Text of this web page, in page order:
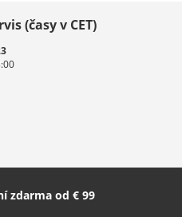
Italien (Deutsch)
(časy v CET)
zdarma od € 99